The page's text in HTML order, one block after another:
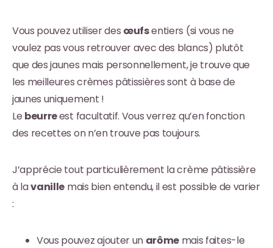
Vous pouvez utiliser des œufsentiers (si vous ne
voulez pas vous retrouver avec des blancs) plutôt
que des jaunes mais personnellement, je trouve que
les meilleures crèmes pâtissières sont à base de
jaunes uniquement !
Le beurreest facultatif. Vous verrez qu’en fonction
des recettes on n’en trouve pas toujours.
J’apprécie tout particulièrement la crème pâtissière
à lavanille mais bien entendu, il est possible de varier
:
Vous pouvez ajouter un arôme mais faites-le